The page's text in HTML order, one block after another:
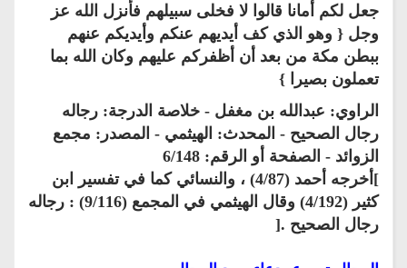
جعل لكم أمانا قالوا لا فخلى سبيلهم فأنزل الله عز
وجل { وهو الذي كف أيديهم عنكم وأيديكم عنهم
ببطن مكة من بعد أن أظفركم عليهم وكان الله بما
تعملون بصيرا }
الراوي: عبدالله بن مغفل - خلاصة الدرجة: رجاله
رجال الصحيح - المحدث: الهيثمي - المصدر: مجمع
الزوائد - الصفحة أو الرقم: 6/148
]أخرجه أحمد (4/87) ، والنسائي كما في تفسير ابن
كثير (4/192) وقال الهيثمي في المجمع (9/116) : رجاله
رجال الصحيح .[